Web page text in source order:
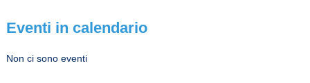
Eventi in calendario
Non ci sono eventi